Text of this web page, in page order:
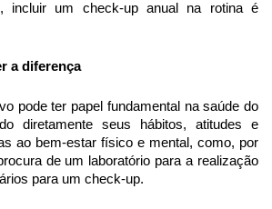
incluir um check-up anual na rotina é
a diferença
pode ter papel fundamental na saúde do
diretamente seus hábitos, atitudes e
ao bem-estar físico e mental, como, por
de um laboratório para a realização
para um check-up.